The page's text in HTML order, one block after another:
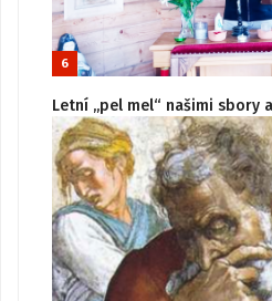
6
Letní „pel mel“ našimi sbory